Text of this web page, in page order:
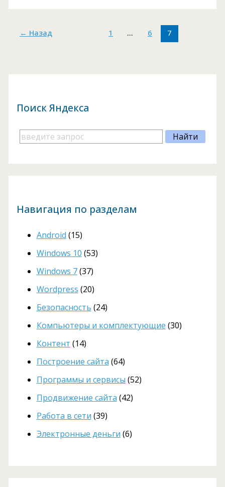
выбрать
сайта
← Назад 1 … 6 7
Поиск Яндекса
Навигация по разделам
Android (15)
Windows 10 (53)
Windows 7(37)
Wordpress (20)
Безопасность (24)
Компьютеры и комплектующие (30)
Контент (14)
Построение сайта (64)
Программы и сервисы (52)
Продвижение сайта (42)
Работа в сети (39)
Электронные деньги (6)